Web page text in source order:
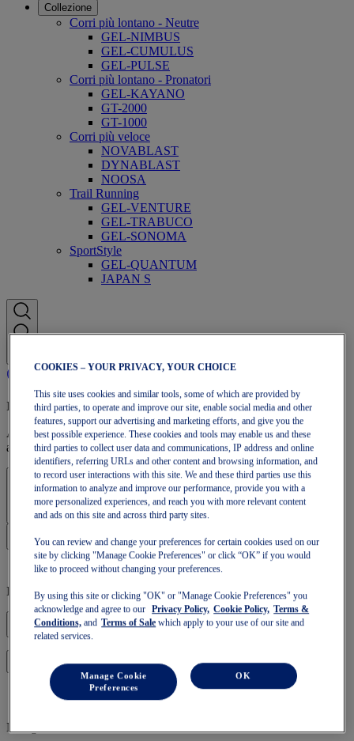
Collezione
Corri più lontano - Neutre
GEL-NIMBUS
GEL-CUMULUS
GEL-PULSE
Corri più lontano - Pronatori
GEL-KAYANO
GT-2000
GT-1000
Corri più veloce
NOVABLAST
DYNABLAST
NOOSA
Trail Running
GEL-VENTURE
GEL-TRABUCO
GEL-SONOMA
SportStyle
GEL-QUANTUM
JAPAN S
Iscrizione a OneASICS
Approfitta di spedizione gratuita, resi gratuiti, sconti esclusivi e altro
ancora con i vantaggi fedeltà OneASICS™.
Accedi | Crea un account
Il tuo carrello è vuoto
per ripristinare il carrello o riempirne uno nuovo.
Navigazione mobile
COOKIES – YOUR PRIVACY, YOUR CHOICE
This site uses cookies and similar tools, some of which are provided by
third parties, to operate and improve our site, enable social media and other
features, support our advertising and marketing efforts, and give you the
best possible experience. These cookies and tools may enable us and these
third parties to collect user data and communications, IP address and online
identifiers, referring URLs and other content and browsing information, and
to record user interactions with this site. We and these third parties use this
information to analyze and improve our performance, provide you with a
more personalized experiences, and reach you with more relevant content
and ads on this site and across third party sites.
You can review and change your preferences for certain cookies used on our
site by clicking "Manage Cookie Preferences" or click “OK” if you would
like to proceed without changing your preferences.
By using this site or clicking "OK" or "Manage Cookie Preferences" you
acknowledge and agree to our
Privacy Policy, Cookie Policy, Terms &
Conditions, and Terms of Sale which apply to your use of our site and
related services.
Manage Cookie
Preferences
OK